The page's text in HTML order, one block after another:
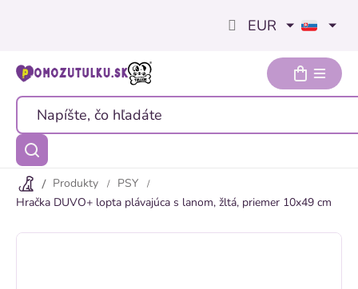
EUR
Produkty
PSY
Hračka DUVO+ lopta plávajúca s lanom, žltá, priemer 10x49 cm